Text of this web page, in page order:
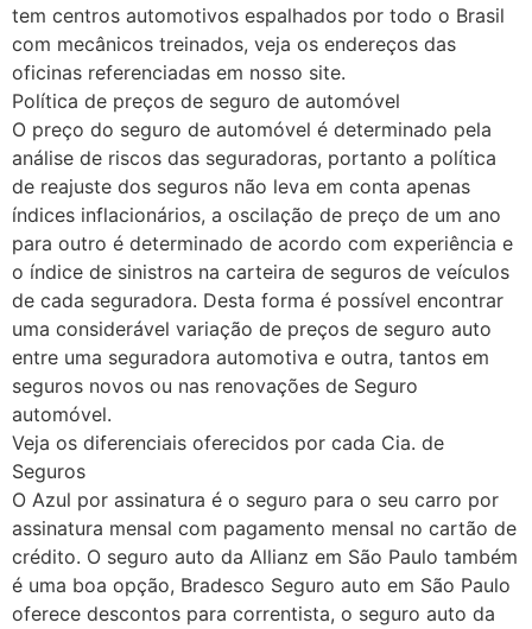
tem centros automotivos espalhados por todo o Brasil
com mecânicos treinados, veja os endereços das
oficinas referenciadas em nosso site.
Política de preços de seguro de automóvel
O preço do seguro de automóvel é determinado pela
análise de riscos das seguradoras, portanto a política
de reajuste dos seguros não leva em conta apenas
índices inflacionários, a oscilação de preço de um ano
para outro é determinado de acordo com experiência e
o índice de sinistros na carteira de seguros de veículos
de cada seguradora. Desta forma é possível encontrar
uma considerável variação de preços de seguro auto
entre uma seguradora automotiva e outra, tantos em
seguros novos ou nas renovações de Seguro
automóvel.
Veja os diferenciais oferecidos por cada Cia. de
Seguros
O Azul por assinatura é o seguro para o seu carro por
assinatura mensal com pagamento mensal no cartão de
crédito. O seguro auto da Allianz em São Paulo também
é uma boa opção, Bradesco Seguro auto em São Paulo
oferece descontos para correntista, o seguro auto da